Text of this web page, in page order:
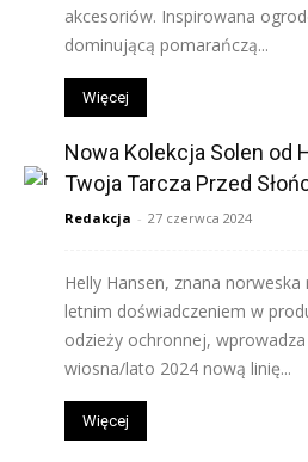
akcesoriów. Inspirowana
dominującą pomarańczą...
Więcej
Nowa Kolekcja Solen od
Twoja Tarcza Przed
Redakcja - 27 czerwca 2024
Helly Hansen, znana
letnim doświadczeniem w
odzieży ochronnej,
wiosna/lato 2024 nową linię...
Więcej